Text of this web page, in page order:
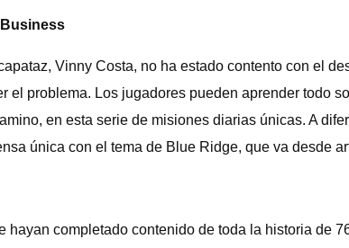
Vinny Costa, no ha estado contento con el
el problema. Los jugadores pueden aprender todo
en esta serie de misiones diarias únicas. A
única con el tema de Blue Ridge, que va desde
hayan completado contenido de toda la historia de